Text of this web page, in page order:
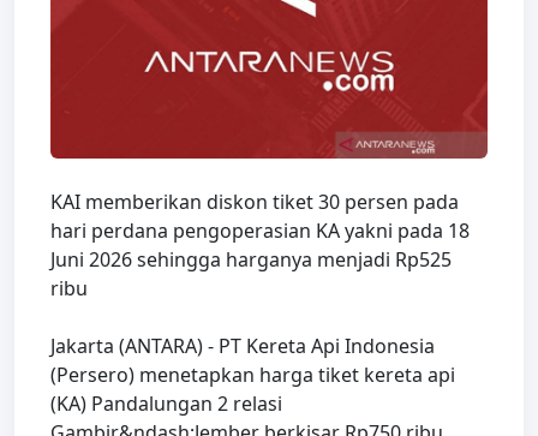
KAI memberikan diskon tiket 30 persen pada
hari perdana pengoperasian KA yakni pada 18
Juni 2026 sehingga harganya menjadi Rp525
ribu
Jakarta (ANTARA) - PT Kereta Api Indonesia
(Persero) menetapkan harga tiket kereta api
(KA) Pandalungan 2 relasi